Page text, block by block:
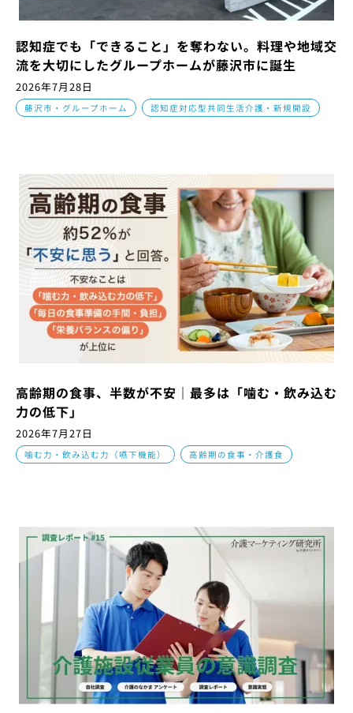
認知症でも「できること」を奪わない。料理や地域交
流を大切にしたグループホームが藤沢市に誕生
2026年7月28日
藤沢市・グループホーム , 認知症対応型共同生活介護・新規開設
高齢期の食事、半数が不安｜最多は「噛む・飲み込む
力の低下」
2026年7月27日
噛む力・飲み込む力（嚥下機能） , 高齢期の食事・介護食